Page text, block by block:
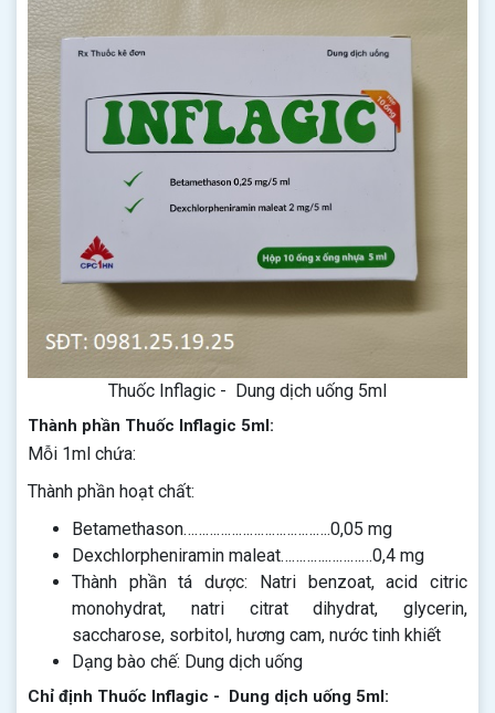
Thuốc Inflagic - Dung dịch uống 5ml
Thành phần Thuốc Inflagic 5ml:
Mỗi 1ml chứa:
Thành phần hoạt chất:
Betamethason………………………………….0,05 mg
Dexchlorpheniramin maleat………….…………0,4 mg
Thành phần tá dược: Natri benzoat, acid citric
monohydrat, natri citrat dihydrat, glycerin,
saccharose, sorbitol, hương cam, nước tinh khiết
Dạng bào chế: Dung dịch uống
Chỉ định Thuốc Inflagic - Dung dịch uống 5ml: